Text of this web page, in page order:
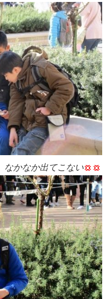
なかなか出てこない